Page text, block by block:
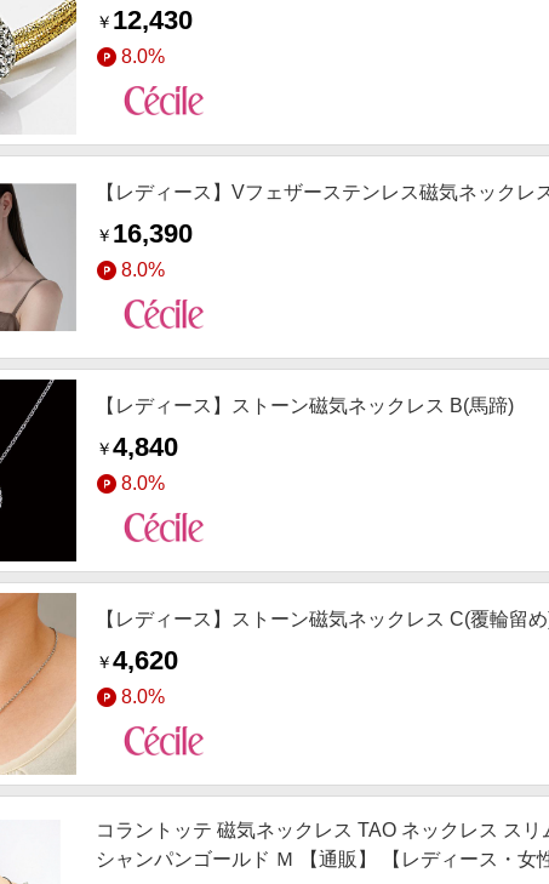
￥ 12,430
8.0%
【レディース】Vフェザーステンレス磁気ネックレ
￥ 16,390
8.0%
【レディース】ストーン磁気ネックレス B(馬蹄)
￥4,840
8.0%
【レディース】ストーン磁気ネックレス C(覆輪留
￥4,620
8.0%
コラントッテ 磁気ネックレス TAO ネックレス ス
シャンパンゴールド Ｍ 【通販】 【レディース・女